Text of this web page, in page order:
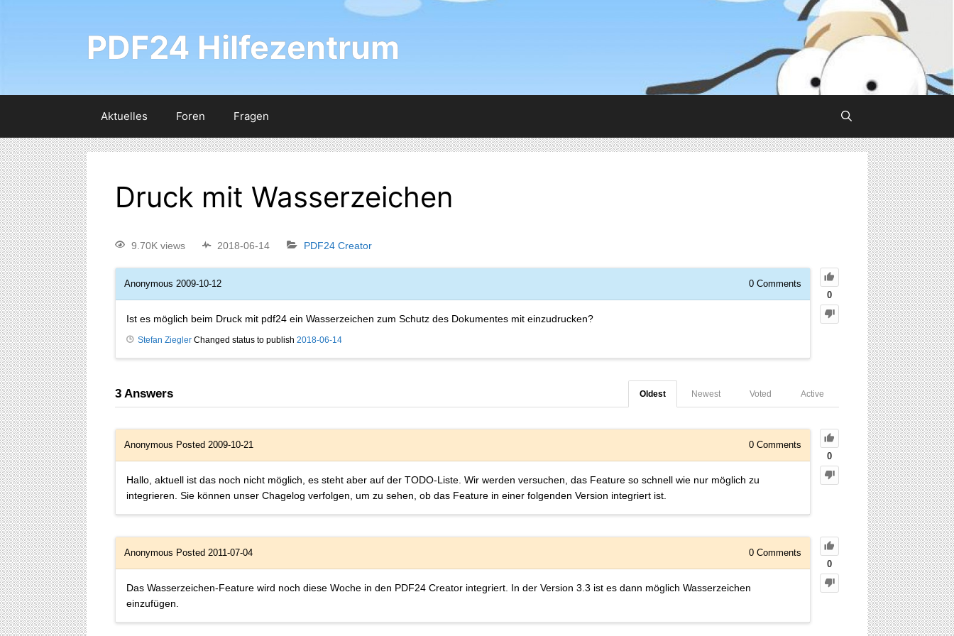
PDF24 Hilfezentrum
Aktuelles Foren Fragen
Druck mit Wasserzeichen
9.70K views 2018-06-14 PDF24 Creator
0
Anonymous 2009-10-12 0 Comments
Ist es möglich beim Druck mit pdf24 ein Wasserzeichen zum Schutz des Dokumentes mit einzudrucken?
Stefan Ziegler Changed status to publish 2018-06-14
3 Answers Active
Voted
Newest
Oldest
0
Anonymous Posted 2009-10-21 0 Comments
Hallo, aktuell ist das noch nicht möglich, es steht aber auf der TODO-Liste. Wir werden versuchen, das Feature so schnell wie nur möglich zu
integrieren. Sie können unser Chagelog verfolgen, um zu sehen, ob das Feature in einer folgenden Version integriert ist.
0
Anonymous Posted 2011-07-04 0 Comments
Das Wasserzeichen-Feature wird noch diese Woche in den PDF24 Creator integriert. In der Version 3.3 ist es dann möglich Wasserzeichen
einzufügen.